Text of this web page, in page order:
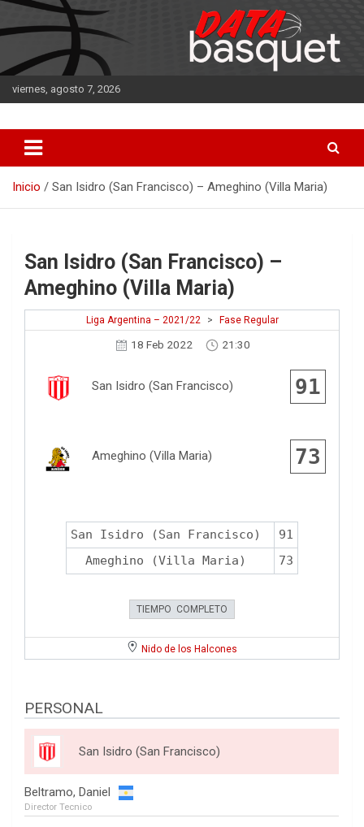
Saltar
al
contenido
viernes, agosto 7, 2026
DATA Basquet
Inicio San Isidro (San Francisco) – Ameghino (Villa Maria)
San Isidro (San Francisco) –
Ameghino (Villa Maria)
Liga Argentina – 2021/22 > Fase Regular
18 Feb 2022 21:30
San Isidro (San Francisco) 91
Ameghino (Villa Maria) 73
San Isidro (San Francisco)
91
Ameghino (Villa Maria)
73
TIEMPO COMPLETO
Nido de los Halcones
PERSONAL
San Isidro (San Francisco)
Beltramo, Daniel
Director Tecnico